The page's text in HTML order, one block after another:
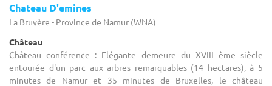
Chateau D'emines
La Bruyère - Province de Namur (WNA)
Château
Château conférence : Elégante demeure du XVIII ème siècle
entourée d'un parc aux arbres remarquables (14 hectares), à 5
minutes de Namur et 35 minutes de Bruxelles, le château